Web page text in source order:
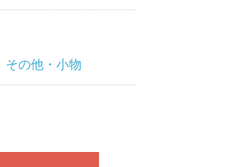
その他・小物